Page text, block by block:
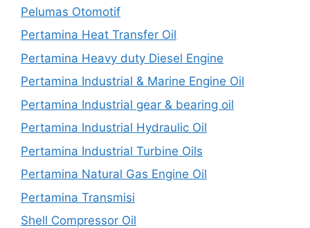
Pelumas Otomotif
Pertamina Heat Transfer Oil
Pertamina Heavy duty Diesel Engine
Pertamina Industrial & Marine Engine Oil
Pertamina Industrial gear & bearing oil
Pertamina Industrial Hydraulic Oil
Pertamina Industrial Turbine Oils
Pertamina Natural Gas Engine Oil
Pertamina Transmisi
Shell Compressor Oil